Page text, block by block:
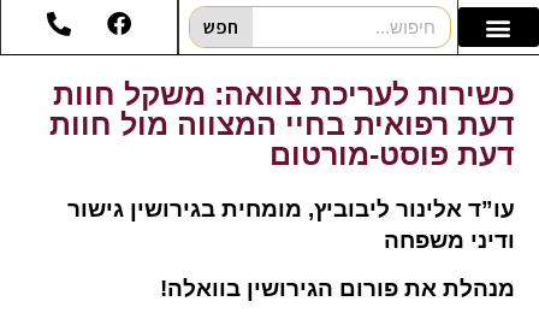
חפש
כשירות לעריכת צוואה: משקל חוות
דעת רפואית בחיי המצווה מול חוות
דעת פוסט-מורטום
עו”ד אלינור ליבוביץ, מומחית בגירושין גישור
ודיני משפחה
מנהלת את פורום הגירושין בוואלה!